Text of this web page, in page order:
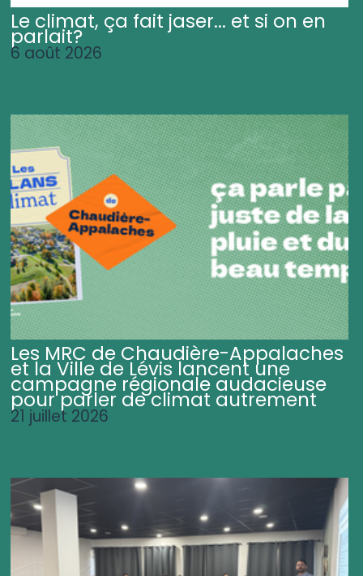
Le climat, ça fait jaser... et si on en
parlait?
6 août 2026
Les MRC de Chaudière-Appalaches
et la Ville de Lévis lancent une
campagne régionale audacieuse
pour parler de climat autrement
21 juillet 2026